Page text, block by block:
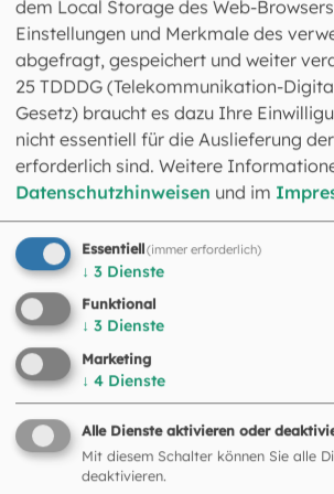
Abteilung Institutionen
Erwachsenenbildung
Leitung: Jana Wulf
Kapellenstraße 4
80333 München
089 2137-1387
Mehr Infos zur
dem Local Storage des Web-
Einstellungen und Merkmale des
abgefragt, gespeichert und weiter
25 TDDDG (Telekommunikation-
Gesetz) braucht es dazu Ihre
nicht essentiell für die Auslieferung
erforderlich sind. Weitere
Datenschutzhinweisen und im
Essentiell(immer erforderlich)
↓ 3 Dienste
Funktional
↓ 3 Dienste
Marketing
↓ 4 Dienste
Alle Dienste aktivieren oder
Mit diesem Schalter können Sie alle
deaktivieren.